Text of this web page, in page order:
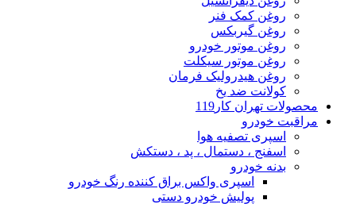
روغن کمک فنر
روغن گیربکس
روغن موتور خودرو
روغن موتور سیکلت
روغن هیدرولیک فرمان
کولانت ضد یخ
محصولات تهران کار119
مراقبت خودرو
اسپری تصفیه هوا
اسفنج ، دستمال ، پد ، دستکش
بدنه خودرو
اسپری واکس براق کننده رنگ خودرو
پولیش خودرو دستی